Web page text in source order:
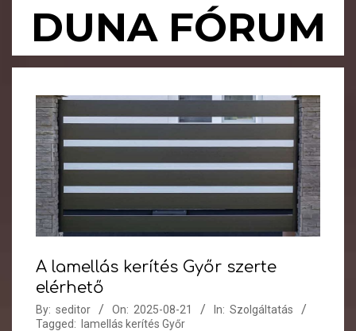
DUNA FÓRUM
Primary
Menu
A lamellás kerítés Győr szerte
elérhető
By: seditor On: 2025-08-21 In: Szolgáltatás
Tagged:
lamellás kerítés Győr